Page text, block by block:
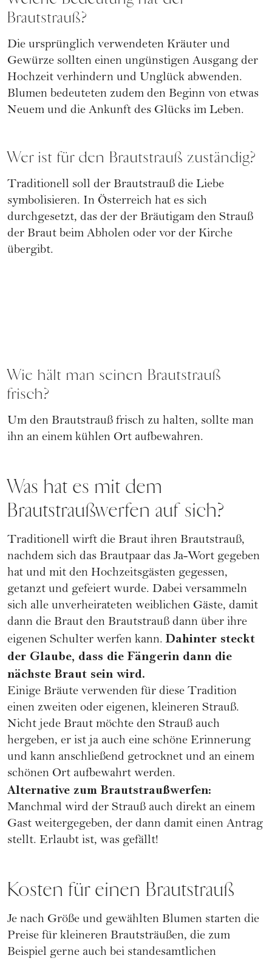
Brautstrauß?
Die ursprünglich verwendeten Kräuter und
Gewürze sollten einen ungünstigen Ausgang der
Hochzeit verhindern und Unglück abwenden.
Blumen bedeuteten zudem den Beginn von etwas
Neuem und die Ankunft des Glücks im Leben.
Wer ist für den Brautstrauß zuständig?
Traditionell soll der Brautstrauß die Liebe
symbolisieren. In Österreich hat es sich
durchgesetzt, das der der Bräutigam den Strauß
der Braut beim Abholen oder vor der Kirche
übergibt.
Wie hält man seinen Brautstrauß
frisch?
Um den Brautstrauß frisch zu halten, sollte man
ihn an einem kühlen Ort aufbewahren.
Was hat es mit dem
Brautstraußwerfen auf sich?
Traditionell wirft die Braut ihren Brautstrauß,
nachdem sich das Brautpaar das Ja-Wort gegeben
hat und mit den Hochzeitsgästen gegessen,
getanzt und gefeiert wurde. Dabei versammeln
sich alle unverheirateten weiblichen Gäste, damit
dann die Braut den Brautstrauß dann über ihre
eigenen Schulter werfen kann.Dahinter steckt
der Glaube, dass die Fängerin dann die
nächste Braut sein wird.
Einige Bräute verwenden für diese Tradition
einen zweiten oder eigenen, kleineren Strauß.
Nicht jede Braut möchte den Strauß auch
hergeben, er ist ja auch eine schöne Erinnerung
und kann anschließend getrocknet und an einem
schönen Ort aufbewahrt werden.
Alternative zum Brautstraußwerfen:
Manchmal wird der Strauß auch direkt an einem
Gast weitergegeben, der dann damit einen Antrag
stellt. Erlaubt ist, was gefällt!
Kosten für einen Brautstrauß
Je nach Größe und gewählten Blumen starten die
Preise für kleineren Brautsträußen, die zum
Beispiel gerne auch bei standesamtlichen